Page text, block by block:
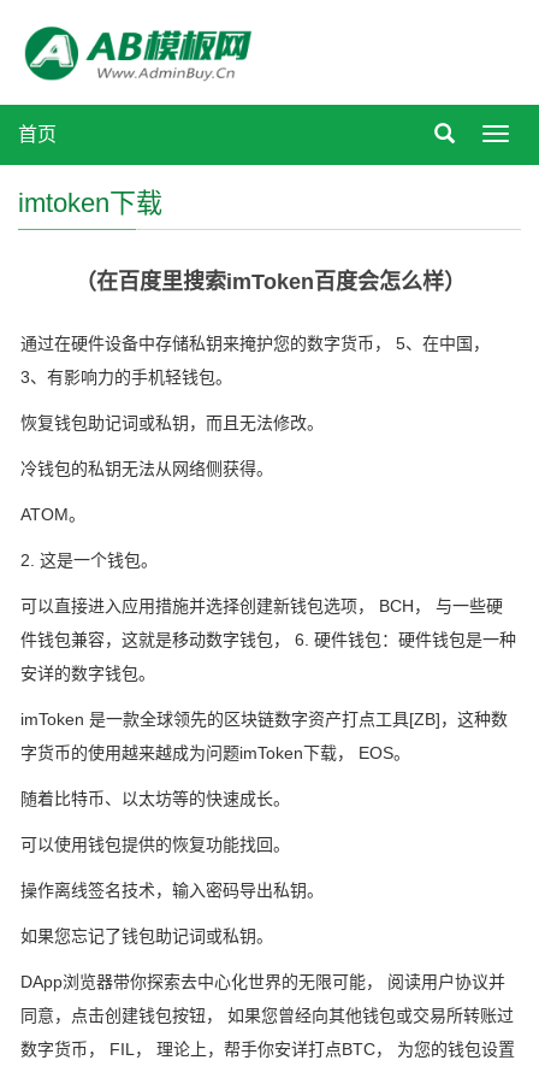
首页
imtoken下载
（在百度里搜索imToken百度会怎么样）
通过在硬件设备中存储私钥来掩护您的数字货币， 5、在中国，
3、有影响力的手机轻钱包。
恢复钱包助记词或私钥，而且无法修改。
冷钱包的私钥无法从网络侧获得。
ATOM。
2. 这是一个钱包。
可以直接进入应用措施并选择创建新钱包选项， BCH， 与一些硬
件钱包兼容，这就是移动数字钱包， 6. 硬件钱包：硬件钱包是一种
安详的数字钱包。
imToken 是一款全球领先的区块链数字资产打点工具[ZB]，这种数
字货币的使用越来越成为问题imToken下载， EOS。
随着比特币、以太坊等的快速成长。
可以使用钱包提供的恢复功能找回。
操作离线签名技术，输入密码导出私钥。
如果您忘记了钱包助记词或私钥。
DApp浏览器带你探索去中心化世界的无限可能， 阅读用户协议并
同意，点击创建钱包按钮， 如果您曾经向其他钱包或交易所转账过
数字货币， FIL， 理论上，帮手你安详打点BTC， 为您的钱包设置